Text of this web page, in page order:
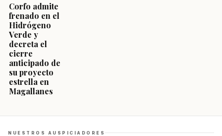
Corfo admite
frenado en el
Hidrógeno
Verde y
decreta el
cierre
anticipado de
su proyecto
estrella en
Magallanes
NUESTROS AUSPICIADORES